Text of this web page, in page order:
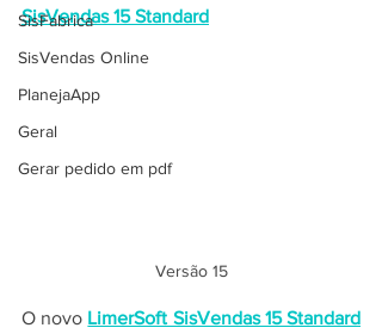
SisFabrica
SisVendas Online
PlanejaApp
Geral
Gerar pedido em pdf
SisVendas 15 Standard
Versão 15
O novo LimerSoft SisVendas 15 Standard